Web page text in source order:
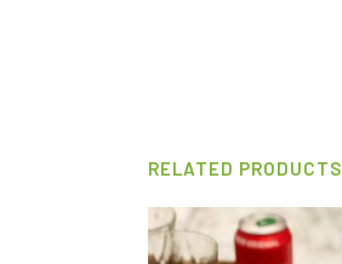
RELATED PRODUCTS